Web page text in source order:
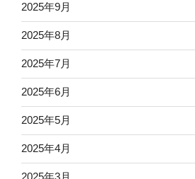
2025年9月
2025年8月
2025年7月
2025年6月
2025年5月
2025年4月
2025年3月